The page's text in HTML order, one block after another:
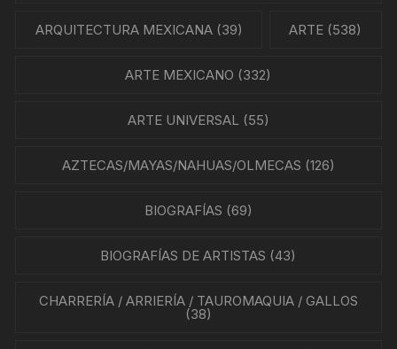
ARQUITECTURA MEXICANA(39) ARTE (538)
ARTE MEXICANO (332)
ARTE UNIVERSAL (55)
AZTECAS/MAYAS/NAHUAS/OLMECAS (126)
BIOGRAFÍAS (69)
BIOGRAFÍAS DE ARTISTAS (43)
CHARRERÍA / ARRIERÍA / TAUROMAQUIA / GALLOS
(38)